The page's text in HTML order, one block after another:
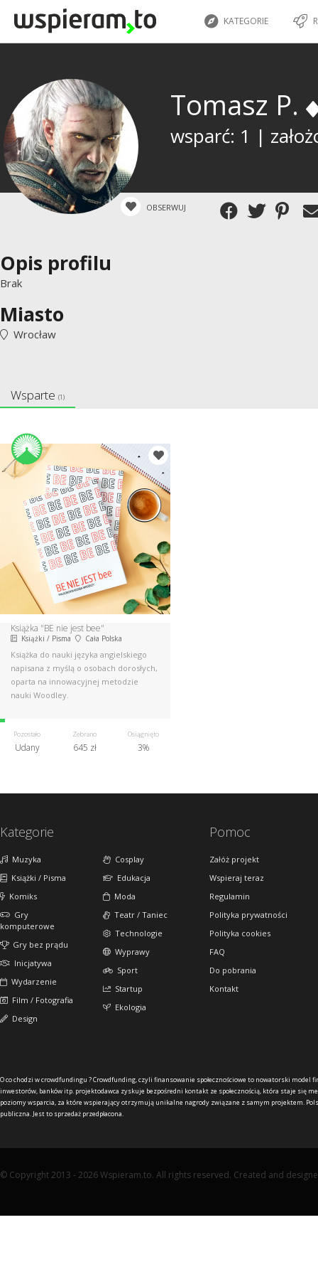
KATEGORIE
Tomasz P.
wsparć: 1 |
OBSERWUJ
Opis profilu
Brak
Miasto
Wrocław
Wsparte (1)
Książka "BE nie jest bee"
Książki / Pisma Cała Polska
Książka do nauki języka angielskiego
napisana z myślą o osobach dorosłych,
oparta na innowacyjnej metodzie
nauki Woodley.
Pozostało
Udany
Zebrano
645 zł
Osiągnięto
3%
Kategorie
Muzyka
Książki / Pisma
Komiks
Gry
komputerowe
Gry bez prądu
Inicjatywa
Wydarzenie
Film / Fotografia
Design
Cosplay
Edukacja
Moda
Teatr / Taniec
Technologie
Wyprawy
Sport
Startup
Ekologia
Pomoc
Załóż projekt
Wspieraj teraz
Regulamin
Polityka prywatności
Polityka cookies
FAQ
Do pobrania
Kontakt
O co chodzi w crowdfundingu ?Crowdfunding, czyli finansowanie społecznościowe to nowatorski model
inwestorów, banków itp. projektodawca zyskuje bezpośredni kontakt ze społecznością, która staje się
poziomy wsparcia, za które wspierający otrzymują unikalne nagrody związane z samym projektem.
publiczna. Jest to sprzedaż przedpłacona.
© Copyright 2013 - 2026 Wspieram.to. All rights reserved. Created and